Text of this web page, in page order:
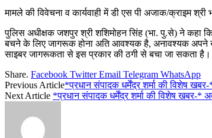
मामले की विवेचना व कार्यवाही में डी एस पी अजाक/क्राइम
पुलिस अधीक्षक जशपुर श्री शशिमोहन सिंह (भा. पु.से) ने कहा
बचने के लिए जागरूक होना अति आवश्यक है, अनावश्यक अपने
साइबर जागरूकता से इस प्रकार की ठगी से बचा जा सकता है।
Share. Facebook Twitter Email Telegram WhatsApp
Previous Article*प्रधान संपादक धर्मेंद्र शर्मा की विशेष
Next Article *प्रधान संपादक धर्मेंद्र शर्मा की विशेष खबर-*